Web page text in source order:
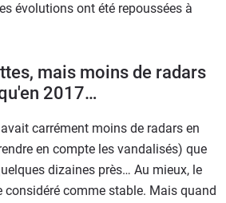
évolutions ont été repoussées à
mais moins de radars
2017…
carrément moins de radars en
en compte les vandalisés) que
dizaines près… Au mieux, le
considéré comme stable. Mais quand